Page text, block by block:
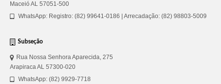
Maceió AL 57051-500
WhatsApp: Registro: (82) 99641-0186 | Arrecadação: (82) 98803-5009
Subseção
Rua Nossa Senhora Aparecida, 275
Arapiraca AL 57300-020
WhatsApp: (82) 9929-7718